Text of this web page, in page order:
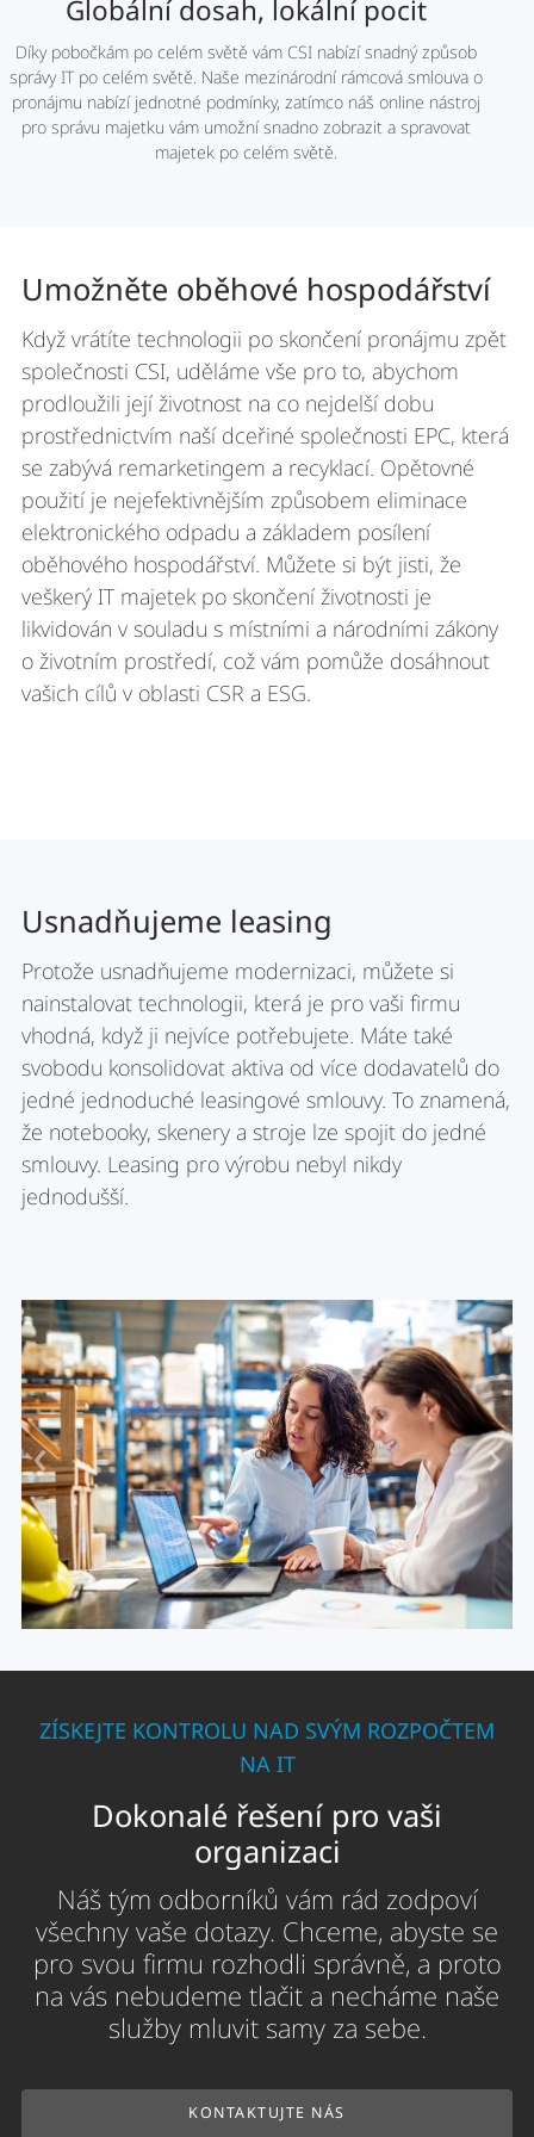
Globální dosah, lokální pocit
Díky pobočkám po celém světě vám CSI nabízí snadný způsob
správy IT po celém světě. Naše mezinárodní rámcová smlouva o
pronájmu nabízí jednotné podmínky, zatímco náš online nástroj
pro správu majetku vám umožní snadno zobrazit a spravovat
majetek po celém světě.
Umožněte oběhové hospodářství
Když vrátíte technologii po skončení pronájmu zpět
společnosti CSI, uděláme vše pro to, abychom
prodloužili její životnost na co nejdelší dobu
prostřednictvím naší dceřiné společnosti EPC, která
se zabývá remarketingem a recyklací. Opětovné
použití je nejefektivnějším způsobem eliminace
elektronického odpadu a základem posílení
oběhového hospodářství. Můžete si být jisti, že
veškerý IT majetek po skončení životnosti je
likvidován v souladu s místními a národními zákony
o životním prostředí, což vám pomůže dosáhnout
vašich cílů v oblasti CSR a ESG.
Usnadňujeme leasing
Protože usnadňujeme modernizaci, můžete si
nainstalovat technologii, která je pro vaši firmu
vhodná, když ji nejvíce potřebujete. Máte také
svobodu konsolidovat aktiva od více dodavatelů do
jedné jednoduché leasingové smlouvy. To znamená,
že notebooky, skenery a stroje lze spojit do jedné
smlouvy. Leasing pro výrobu nebyl nikdy
jednodušší.
ZÍSKEJTE KONTROLU NAD SVÝM ROZPOČTEM
NA IT
Dokonalé řešení pro vaši
organizaci
Náš tým odborníků vám rád zodpoví
všechny vaše dotazy. Chceme, abyste se
pro svou firmu rozhodli správně, a proto
na vás nebudeme tlačit a necháme naše
služby mluvit samy za sebe.
KONTAKTUJTE NÁS